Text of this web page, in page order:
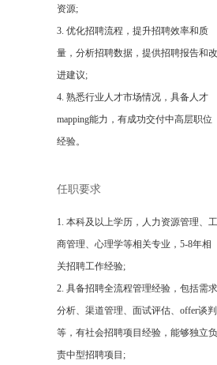
资源;
3. 优化招聘流程，提升招聘效率和质
量，分析招聘数据，提供招聘报告和改
进建议;
4. 熟悉行业人才市场情况，具备人才
mapping能力，有成功交付中高层职位
经验。
任职要求
1. 本科及以上学历，人力资源管理、工
商管理、心理学等相关专业，5-8年相
关招聘工作经验;
2. 具备招聘全流程管理经验，包括需求
分析、渠道管理、面试评估、offer谈判
等，有社会招聘项目经验，能够独立负
责中型招聘项目;